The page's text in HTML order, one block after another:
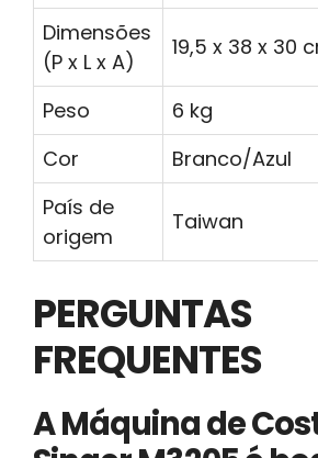
Dimensões
(P x L x A)
19,5 x 38 x 30
Peso
6 kg
Cor
Branco/Azul
País de
origem
Taiwan
PERGUNTAS
FREQUENTES
A Máquina de